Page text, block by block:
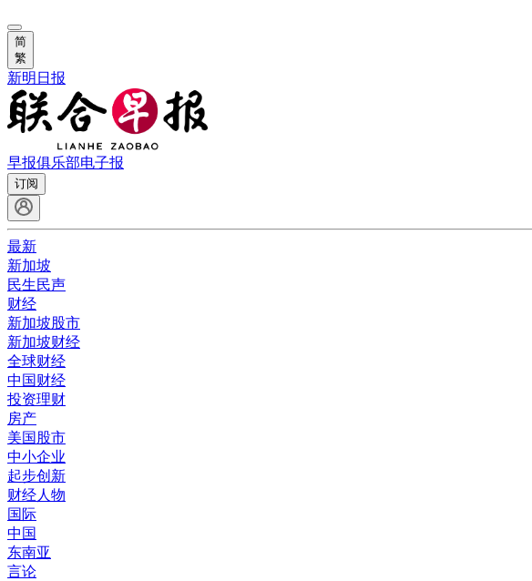
简
繁
新明日报
早报俱乐部电子报
订阅
最新
新加坡
民生民声
财经
新加坡股市
新加坡财经
全球财经
中国财经
投资理财
房产
美国股市
中小企业
起步创新
财经人物
国际
中国
东南亚
言论